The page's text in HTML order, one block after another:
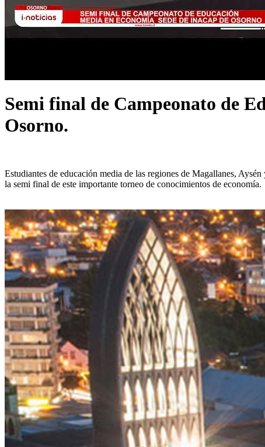
Semi final de Campeonato de
Osorno.
Estudiantes de educación media de las regiones de Magallanes,
la semi final de este importante torneo de conocimientos de economía.